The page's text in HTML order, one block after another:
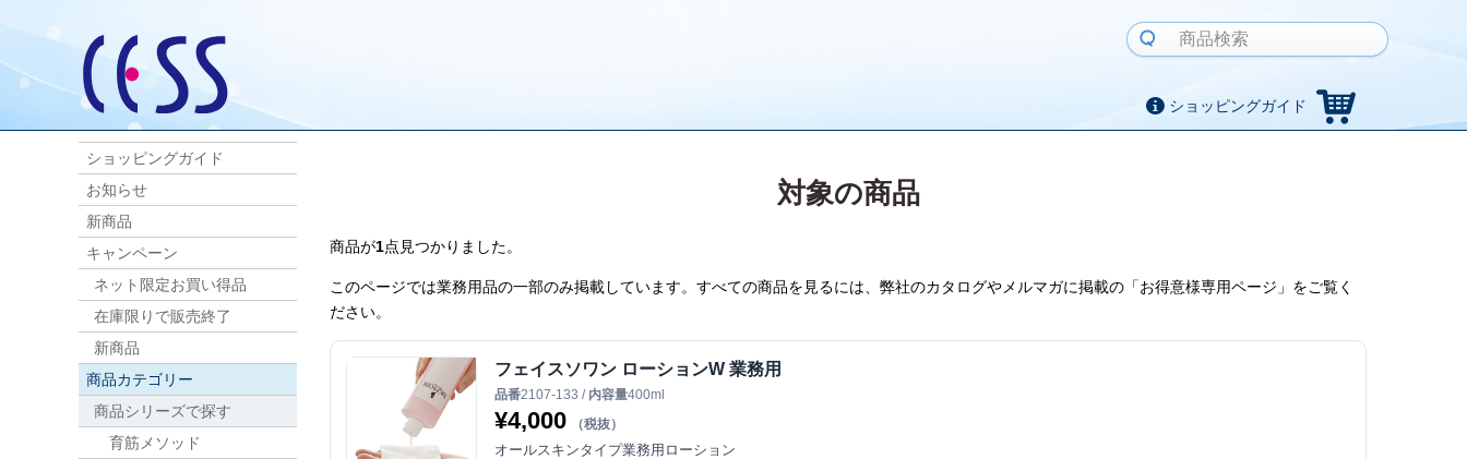
ショッピングガイド
対象の商品
商品が1点見つかりました。
このページでは業務用品の一部のみ掲載しています。すべての商品を見るには、弊社のカタログやメルマガに掲載の「お得意様専用ページ」をご覧く
ださい。
フェイスソワン ローションW 業務用
品番2107-133 / 内容量400ml
¥4,000 （税抜）
オールスキンタイプ業務用ローション
ショッピングガイド
お知らせ
新商品
キャンペーン
ネット限定お買い得品
在庫限りで販売終了
新商品
商品カテゴリー
商品シリーズで探す
育筋メソッド